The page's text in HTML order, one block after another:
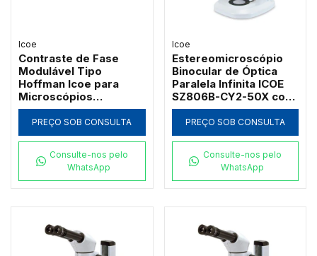
Icoe
Contraste de Fase
Modulável Tipo
Hoffman Icoe para
Microscópios
Invertidos IV6100 e
IV6200 (Contraste-
Hoffman)
PREÇO SOB CONSULTA
Consulte-nos pelo
WhatsApp
Icoe
Estereomicroscópio
Binocular de Óptica
Paralela Infinita ICOE
SZ806B-CY2-50X com
Zoom Galileano
Indexado e Sistema
AntiShock
PREÇO SOB CONSULTA
Consulte-nos pelo
WhatsApp